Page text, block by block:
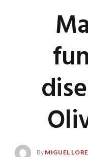
By MIGUEL